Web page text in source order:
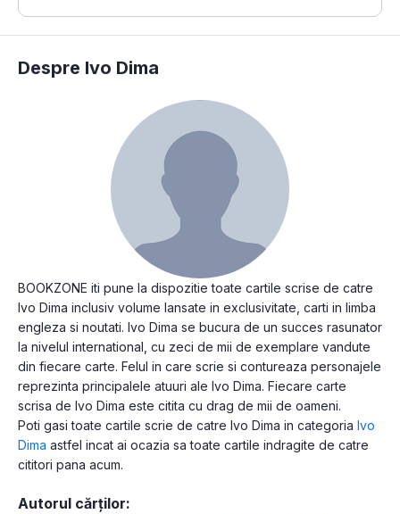
Despre Ivo Dima
BOOKZONE iti pune la dispozitie toate cartile scrise de catre
Ivo Dima inclusiv volume lansate in exclusivitate, carti in limba
engleza si noutati. Ivo Dima se bucura de un succes rasunator
la nivelul international, cu zeci de mii de exemplare vandute
din fiecare carte. Felul in care scrie si contureaza personajele
reprezinta principalele atuuri ale Ivo Dima. Fiecare carte
scrisa de Ivo Dima este citita cu drag de mii de oameni.
Poti gasi toate cartile scrie de catre Ivo Dima in categoria Ivo
Dima astfel incat ai ocazia sa toate cartile indragite de catre
cititori pana acum.
Autorul cărților: